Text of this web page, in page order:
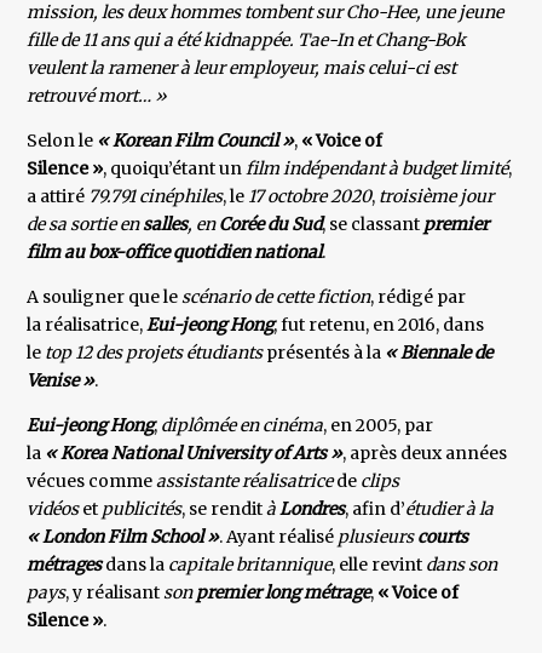
mission, les deux hommes tombent sur Cho-Hee, une jeune
fille de 11 ans qui a été kidnappée. Tae-In et Chang-Bok
veulent la ramener à leur employeur, mais celui-ci est
retrouvé mort… »
Selon le « Korean Film Council », « Voice of
Silence », quoiqu’étant unfilm indépendant à budget limité,
a attiré 79.791 cinéphiles, le 17 octobre 2020, troisième jour
de sa sortie ensalles, enCorée du Sud, se classant premier
film au box-office quotidien national.
A souligner que lescénario de cette fiction, rédigé par
la réalisatrice,Eui-jeong Hong, fut retenu, en 2016, dans
le top 12 des projets étudiantsprésentés à la « Biennale de
Venise ».
Eui-jeong Hong, diplômée en cinéma, en 2005, par
la « Korea National University of Arts », après deux années
vécues commeassistante réalisatricede clips
vidéoset publicités, se renditàLondres, afin d’étudier à la
« London Film School ». Ayant réalisé plusieurscourts
métragesdans la capitale britannique, elle revint dans son
pays, y réalisantsonpremier long métrage, « Voice of
Silence ».